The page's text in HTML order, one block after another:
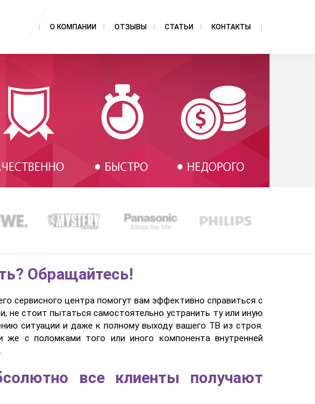
О КОМПАНИИ ОТЗЫВЫ СТАТЬИ КОНТАКТЫ
Обращайтесь!
сервисного центра помогут вам эффективно справиться с
не стоит пытаться самостоятельно устранить ту или иную
ситуации и даже к полному выходу вашего ТВ из строя.
же с поломками того или иного компонента внутренней
все клиенты получают